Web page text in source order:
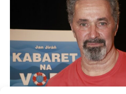
s
ním
Ledecký
odmítl
vyfotit